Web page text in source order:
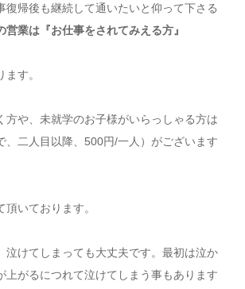
復帰後も継続して通いたいと仰って下さる
営業は『お仕事をされてみえる方』
す。
方や、未就学のお子様がいらっしゃる方は
、二人目以降、500円/一人）がございます
いております。
泣けてしまっても大丈夫です。最初は泣か
上がるにつれて泣けてしまう事もあります